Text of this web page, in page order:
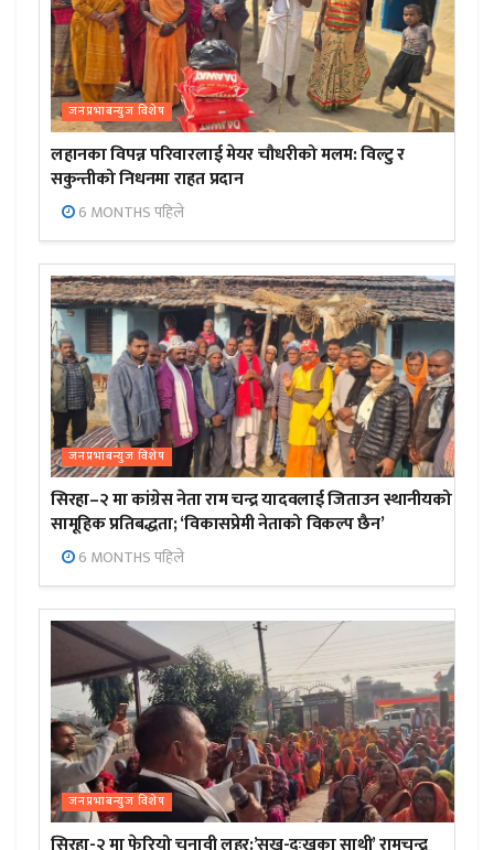
जनप्रभाबन्युज विशेष
लहानका विपन्न परिवारलाई मेयर चौधरीको मलम: विल्टु र
सकुन्तीको निधनमा राहत प्रदान
6 MONTHS पहिले
जनप्रभाबन्युज विशेष
सिरहा–२ मा कांग्रेस नेता राम चन्द्र यादवलाई जिताउन स्थानीयको
सामूहिक प्रतिबद्धता; ‘विकासप्रेमी नेताको विकल्प छैन’
6 MONTHS पहिले
जनप्रभाबन्युज विशेष